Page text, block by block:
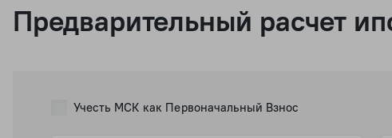
Предварительный расчет
Учесть МСК как Первоначальный Взнос